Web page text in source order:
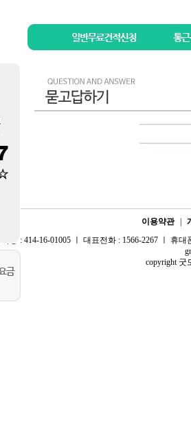
이용약관
증 : 414-16-01005 ㅣ 대표전화 : 1566-2267 ㅣ 휴
copyright 굿